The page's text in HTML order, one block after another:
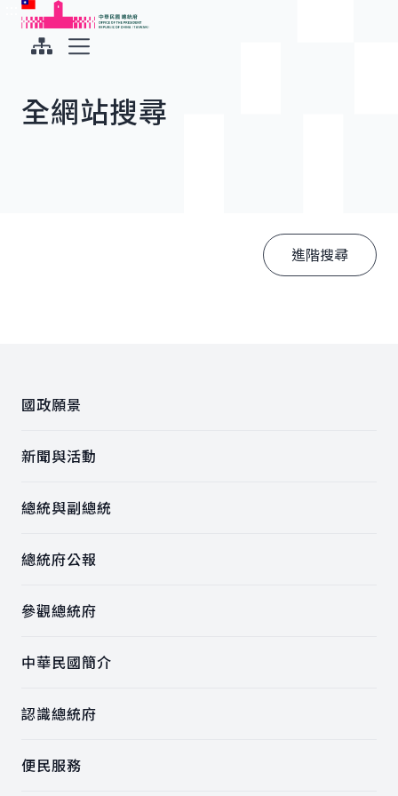
跳到主要內容
中華民國總統府
全網站搜尋
國政願景
新聞與活動
總統與副總統
總統府公報
參觀總統府
中華民國簡介
認識總統府
便民服務